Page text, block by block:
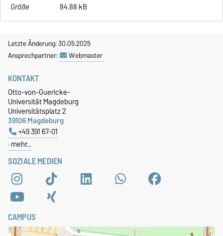
84.88 kB
Letzte Änderung: 30.05.2025
Ansprechpartner:
Webmaster
SOZIALE MEDIEN
KONTAKT
Otto-von-Guericke-
Universität Magdeburg
Universitätsplatz 2
39106 Magdeburg
+49 391 67-01
mehr…
CAMPUS